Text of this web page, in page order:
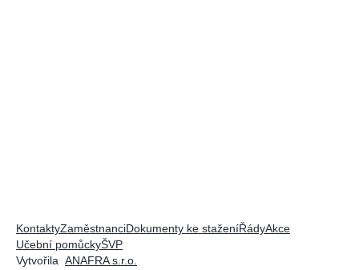
KontaktyZaměstnanciDokumenty ke staženíŘádyAkce
Učební pomůckyŠVP
Vytvořila ANAFRA s.r.o.